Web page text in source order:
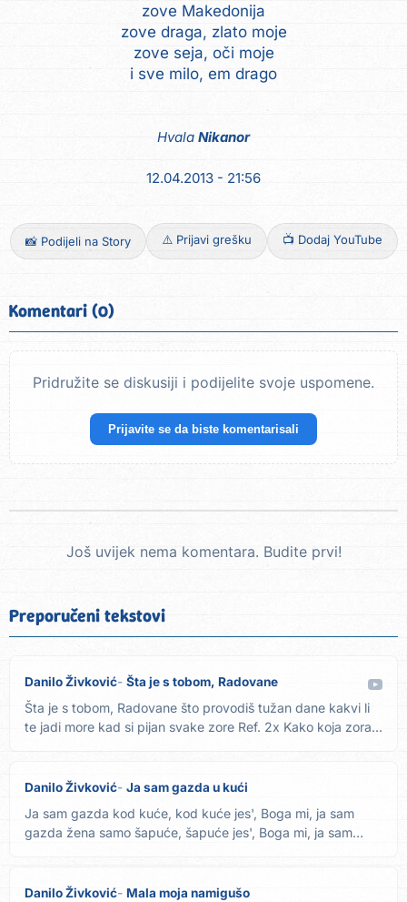
zove Makedonija
zove draga, zlato moje
zove seja, oči moje
Hvala Nikanor
12.04.2013 - 21:56
📸 Podijeli na Story ⚠️ Prijavi grešku 📺 Dodaj YouTube
Komentari (0)
Pridružite se diskusiji i podijelite svoje uspomene.
Prijavite se da biste komentarisali
Još uvijek nema komentara. Budite prvi!
Preporučeni tekstovi
Danilo Živković Šta je s tobom, Radovane
Šta je s tobom, Radovane što provodiš tužan dane kakvi li
te jadi more kad si pijan svake zore Ref. 2x Kako koja zora...
Danilo Živković Ja sam gazda u kući
Ja sam gazda kod kuće, kod kuće jes', Boga mi, ja sam
gazda žena samo šapuće, šapuće jes', Boga mi, ja sam
Danilo Živković Mala moja namigušo